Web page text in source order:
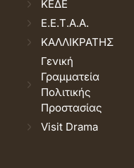
ΚΕΔΕ
Ε.Ε.Τ.Α.Α.
ΚΑΛΛΙΚΡΑΤΗΣ
Γενική
Γραμματεία
Πολιτικής
Προστασίας
Visit Drama